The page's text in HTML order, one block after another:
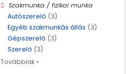
Szakmunka / fizikai munka
Autószerelő (3)
Egyéb szakmunkás állás (3)
Gépszerelő (3)
Szerelő (3)
Továbbiak »